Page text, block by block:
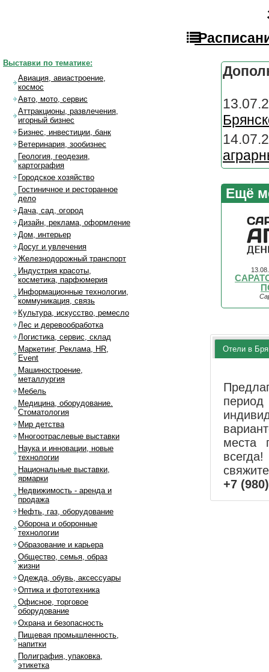
Ещё
Отели в
места
+7
Выставки по тематике:
Авиация, авиастроение,
космос
Авто, мото, сервис
Аттракционы, развлечения,
игорный бизнес
Бизнес, инвестиции, банк
Ветеринария, зообизнес
Геология, геодезия,
картография
Городское хозяйство
Гостиничное и ресторанное
дело
Дача, сад, огород
Дизайн, реклама, оформление
Дом, интерьер
Досуг и увлечения
Железнодорожный транспорт
Индустрия красоты,
косметика, парфюмерия
Информационные технологии,
коммуникация, связь
Культура, искусство, ремесло
Лес и деревообработка
Логистика, сервис, склад
Маркетинг, Реклама, HR,
Event
Машиностроение,
металлургия
Мебель
Медицина, оборудование.
Стоматология
Мир детства
Многоотраслевые выставки
Наука и инновации, новые
технологии
Национальные выставки,
ярмарки
Недвижимость - аренда и
продажа
Нефть, газ, оборудование
Оборона и оборонные
технологии
Образование и карьера
Общество, семья, образ
жизни
Одежда, обувь, аксессуары
Оптика и фототехника
Офисное, торговое
оборудование
Охрана и безопасность
Пищевая промышленность,
напитки
Полиграфия, упаковка,
этикетка